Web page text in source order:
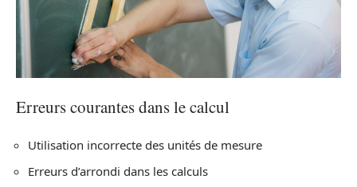
Erreurs courantes dans le calcul
Utilisation incorrecte des unités de mesure
Erreurs d’arrondi dans les calculs